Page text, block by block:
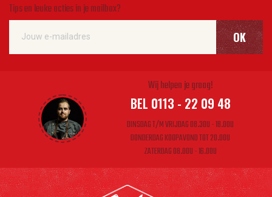
Tips en leuke acties in je mailbox?
OK
Wij helpen je graag!
BEL 0113 - 22 09 48
DINSDAG T/M VRIJDAG 08.30U - 18.00U
DONDERDAG KOOPAVOND TOT 20.00U
ZATERDAG 08.00U - 16.00U